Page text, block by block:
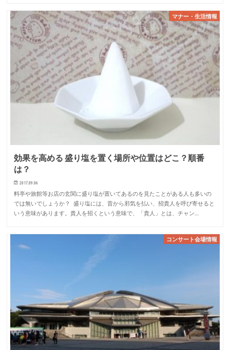
マナー・生活情報
効果を高める 盛り塩を置く場所や位置はどこ？順番
は？
2017.09.06
料亭や旅館等お店の玄関に盛り塩が置いてあるのを見たことがある人も多いの
では無いでしょうか？ 盛り塩には、昔から邪気を払い、招貴人を呼び寄せると
いう意味があります。貴人を招くという意味で、「貴人」とは、チャン…
コンサート会場情報